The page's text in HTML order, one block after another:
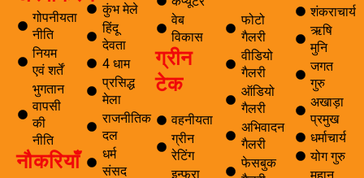
गोपनीयता
नीति
नियम
एवं शर्तें
भुगतान
वापसी
की
नीति
नौकरियाँ
कुंभ मेले
हिंदू
देवता
4 धाम
प्रसिद्ध
मेला
राजनीतिक
दल
धर्म
संसद
वेब
विकास
ग्रीन
टेक
वहनीयता
ग्रीन
रेटिंग
इन्फ्रा
फोटो
गैलरी
वीडियो
गैलरी
ऑडियो
गैलरी
अभिवादन
गैलरी
फेसबुक
शंकराचार्य
ऋषि
मुनि
जगत
गुरु
अखाड़ा
प्रमुख
धर्माचार्य
योग गुरु